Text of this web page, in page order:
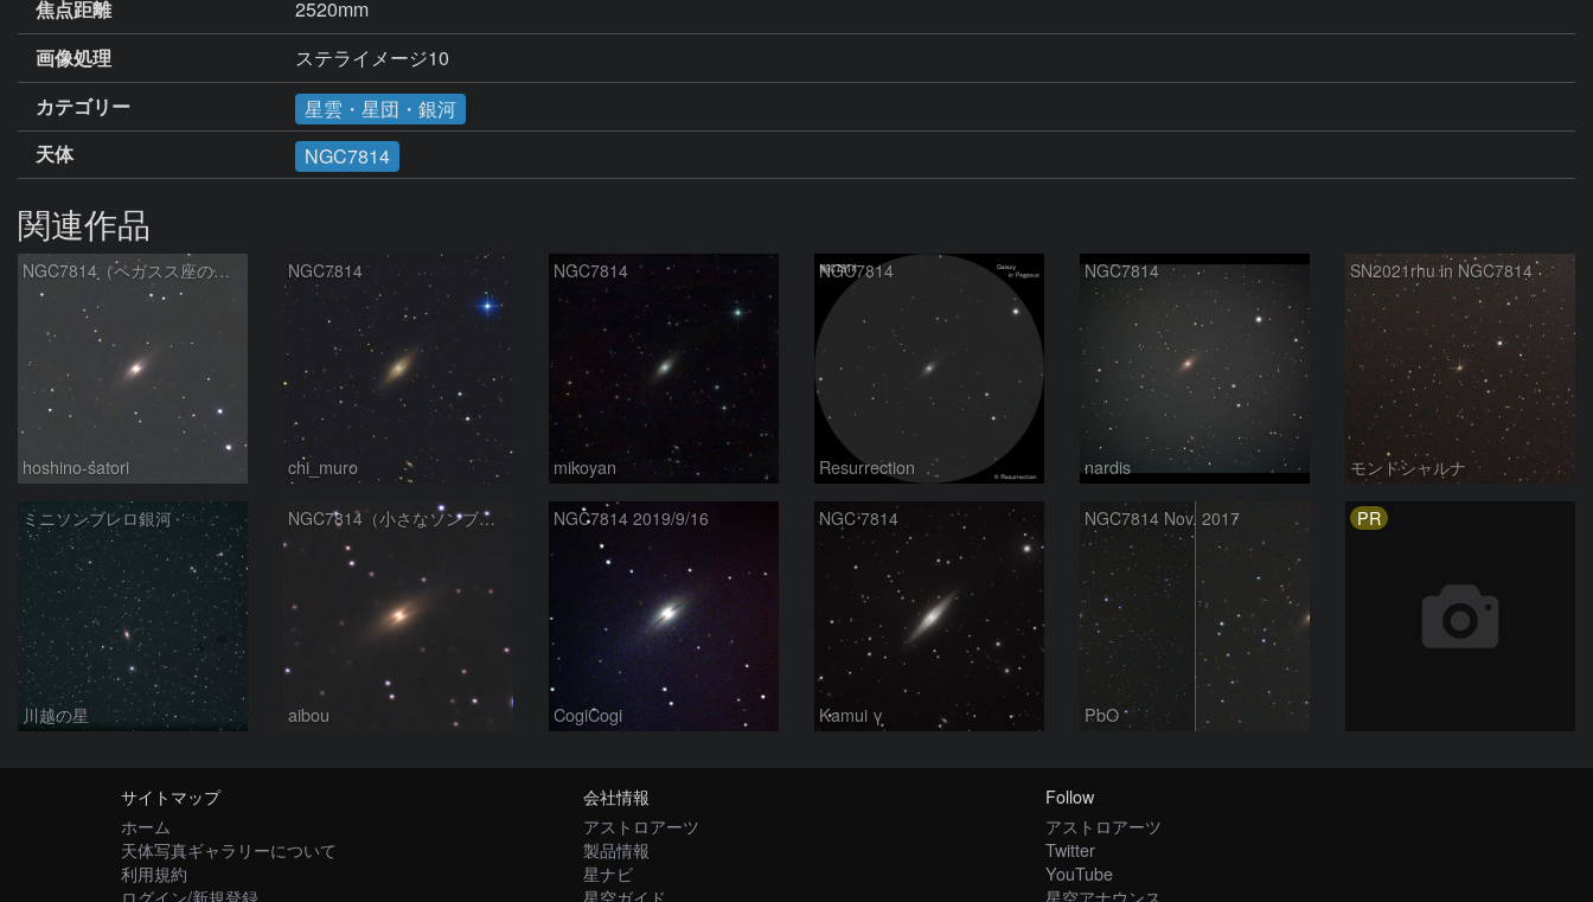
焦点距離
2520mm
画像処理
ステライメージ10
カテゴリー
星雲・星団・銀河
天体
NGC7814
関連作品
NGC7814（ペガスス座の銀河）
hoshino-satori
NGC7814
chi_muro
NGC7814
mikoyan
NGC7814
Resurrection
NGC7814
nardis
SN2021rhu in NGC7814
モンドシャルナ
ミニソンブレロ銀河
川越の星
NGC7814（小さなソンブレロ銀河）
aibou
NGC7814 2019/9/16
CogiCogi
NGC 7814
Kamui γ
NGC7814 Nov. 2017
PbO
PR
サイトマップ
ホーム
天体写真ギャラリーについて
利用規約
会社情報
アストロアーツ
製品情報
星ナビ
Follow
アストロアーツ
Twitter
YouTube